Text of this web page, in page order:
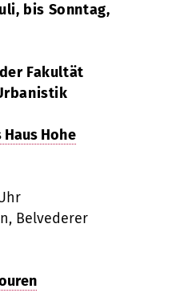
bis Sonntag,
Fakultät
Hohe
Belvederer